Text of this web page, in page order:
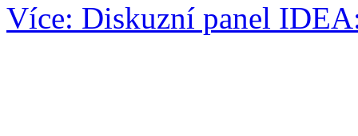
Více: Diskuzní panel